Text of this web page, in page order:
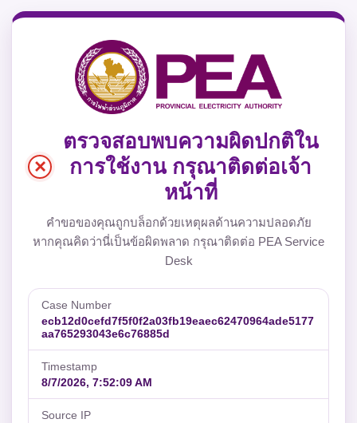
×
ตรวจสอบพบความผิดปกติใน
การใช้งาน กรุณาติดต่อเจ้า
หน้าที่
คำขอของคุณถูกบล็อกด้วยเหตุผลด้านความปลอดภัย
หากคุณคิดว่านี่เป็นข้อผิดพลาด กรุณาติดต่อ PEA Service
Desk
Case Number
ecb12d0cefd7f5f0f2a03fb19eaec62470964ade5177
aa765293043e6c76885d
Timestamp
8/7/2026, 7:52:09 AM
Source IP